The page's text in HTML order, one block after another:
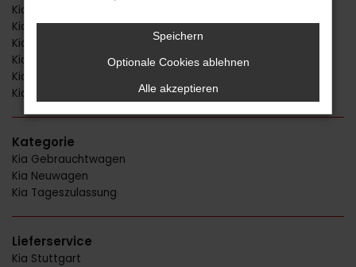
Kia Picanto
Kia Rio
Kia Sorento
Kia Sportage
Kia Stonic
Kia XCeed
Kategorie
Kia Gebrauchtwagen
Kia Neuwagen
Kia Tageszulassung
Lieferservice
Kia Stuttgart
Speichern
Optionale Cookies ablehnen
Alle akzeptieren